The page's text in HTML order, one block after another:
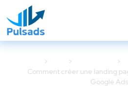
Comment créer une landing
Google Ads